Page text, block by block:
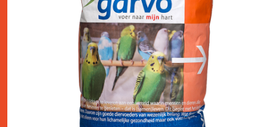
nieuws
contact